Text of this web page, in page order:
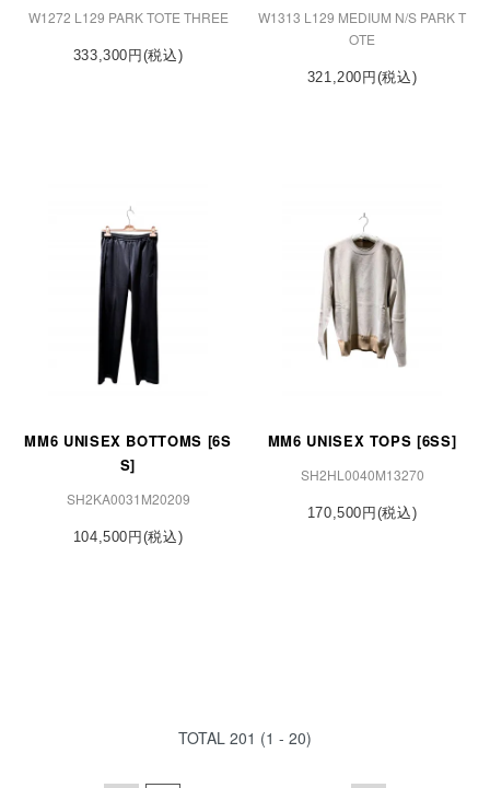
W1272 L129 PARK TOTE THREE
333,300円(税込)
W1313 L129 MEDIUM N/S PARK T
OTE
321,200円(税込)
MM6 UNISEX BOTTOMS [6S
S]
SH2KA0031M20209
104,500円(税込)
MM6 UNISEX TOPS [6SS]
SH2HL0040M13270
170,500円(税込)
TOTAL 201 (1 - 20)